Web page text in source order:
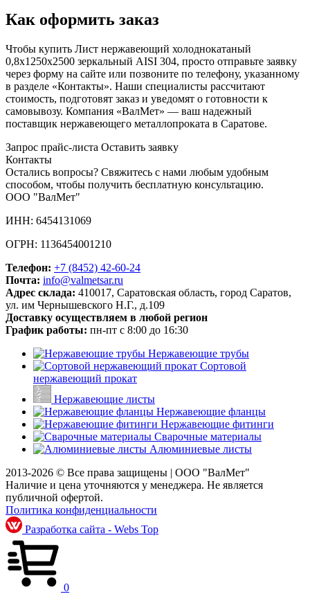
Как оформить заказ
Чтобы купить Лист нержавеющий холоднокатаный
0,8х1250х2500 зеркальный AISI 304, просто отправьте заявку
через форму на сайте или позвоните по телефону, указанному
в разделе «Контакты». Наши специалисты рассчитают
стоимость, подготовят заказ и уведомят о готовности к
самовывозу. Компания «ВалМет» — ваш надежный
поставщик нержавеющего металлопроката в Саратове.
Запрос прайс-листа Оставить заявку
Контакты
Остались вопросы? Свяжитесь с нами любым удобным
способом, чтобы получить бесплатную консультацию.
ООО "ВалМет"
ИНН: 6454131069
ОГРН: 1136454001210
Телефон: +7 (8452) 42-60-24
Почта: info@valmetsar.ru
Адрес склада: 410017, Саратовская область, город Саратов,
ул. им Чернышевского Н.Г., д.109
Доставку осуществляем в любой регион
График работы: пн-пт с 8:00 до 16:30
Нержавеющие трубы
Сортовой
нержавеющий прокат
Нержавеющие листы
Нержавеющие фланцы
Нержавеющие фитинги
Сварочные материалы
Алюминиевые листы
2013-2026 © Все права защищены | ООО "ВалМет"
Наличие и цена уточняются у менеджера. Не является
публичной офертой.
Политика конфиденциальности
Разработка сайта - Webs Top
0